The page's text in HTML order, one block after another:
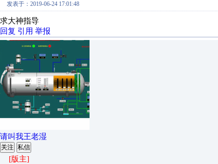
发表于：2019-06-24 17:01:48
求大神指导
回复 引用 举报
请叫我王老湿
关注 私信
[版主]